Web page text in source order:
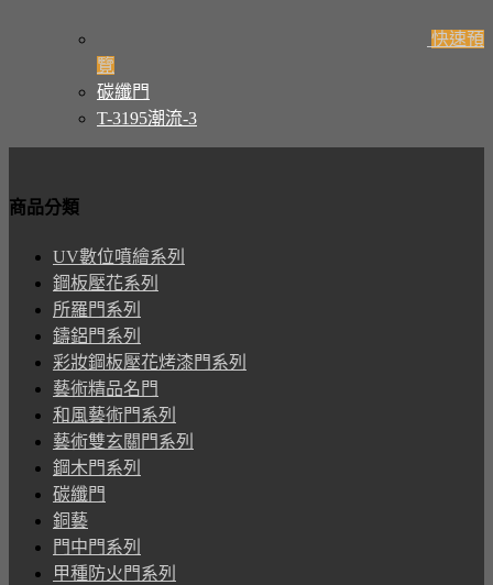
快速預
覽
碳纖門
T-3195潮流-3
商品分類
UV數位噴繪系列
鋼板壓花系列
所羅門系列
鑄鋁門系列
彩妝鋼板壓花烤漆門系列
藝術精品名門
和風藝術門系列
藝術雙玄關門系列
鋼木門系列
碳纖門
銅藝
門中門系列
甲種防火門系列